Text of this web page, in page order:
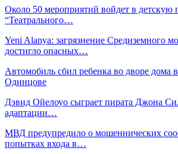
Около 50 мероприятий войдет в детскую
“Театрального…
Yeni Alanya: загрязнение Средиземного
достигло опасных…
Автомобиль сбил ребенка во дворе дома
Одинцове
Дэвид Ойелоуо сыграет пирата Джона
адаптации…
МВД предупредило о мошеннических
попытках входа в…